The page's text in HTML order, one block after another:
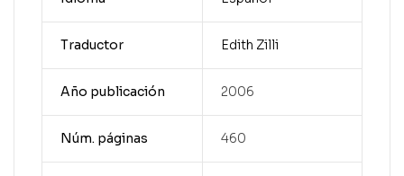
Traductor Edith Zilli
Año publicación 2006
Núm. páginas 460